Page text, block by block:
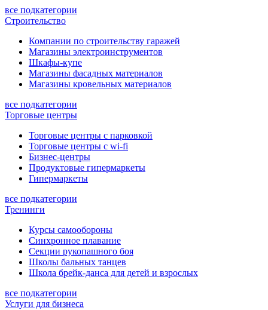
все подкатегории
Строительство
Компании по строительству гаражей
Магазины электроинструментов
Шкафы-купе
Магазины фасадных материалов
Магазины кровельных материалов
все подкатегории
Торговые центры
Торговые центры с парковкой
Торговые центры с wi-fi
Бизнес-центры
Продуктовые гипермаркеты
Гипермаркеты
все подкатегории
Тренинги
Курсы самообороны
Синхронное плавание
Секции рукопашного боя
Школы бальных танцев
Школа брейк-данса для детей и взрослых
все подкатегории
Услуги для бизнеса